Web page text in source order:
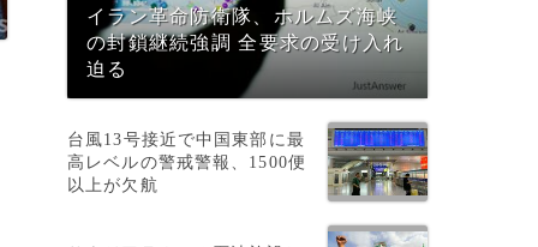
イラン革命防衛隊、ホルムズ海峡
の封鎖継続強調 全要求の受け入れ
迫る
台風13号接近で中国東部に最
高レベルの警戒警報、1500便
以上が欠航